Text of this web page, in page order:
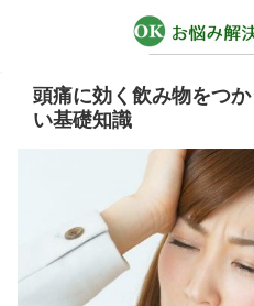
頭痛に効く飲み物をつ
い基礎知識